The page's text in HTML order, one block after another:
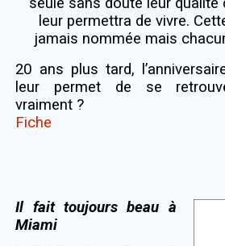
leur permettra de vivre.
jamais nommée mais
20 ans plus tard,
leur permet de se
vraiment ?
Fiche
Il fait toujours beau à
Miami